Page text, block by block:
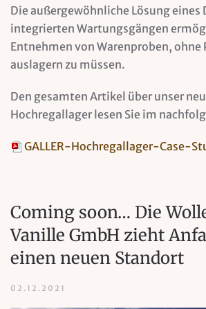
Die außergewöhnliche Lösung
integrierten Wartungsgängen
Entnehmen von Warenproben, ohne
auslagern zu müssen.
Den gesamten Artikel über unser
Hochregallager lesen Sie im
GALLER-Hochregallager-Case-
Coming soon… Die
Vanille GmbH zieht
einen neuen Standort
02.12.2021